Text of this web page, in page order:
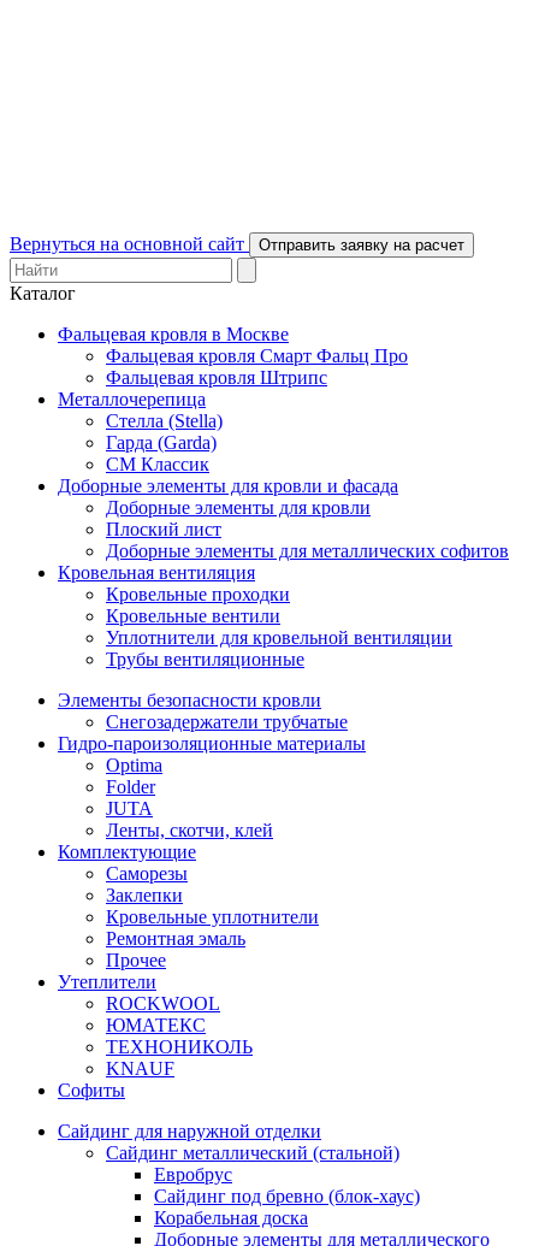
Вернуться на основной сайт Отправить заявку на расчет
Каталог
Фальцевая кровля в Москве
Фальцевая кровля Смарт Фальц Про
Фальцевая кровля Штрипс
Металлочерепица
Стелла (Stella)
Гарда (Garda)
СМ Классик
Доборные элементы для кровли и фасада
Доборные элементы для кровли
Плоский лист
Доборные элементы для металлических софитов
Кровельная вентиляция
Кровельные проходки
Кровельные вентили
Уплотнители для кровельной вентиляции
Трубы вентиляционные
Элементы безопасности кровли
Снегозадержатели трубчатые
Гидро-пароизоляционные материалы
Optima
Folder
JUTA
Ленты, скотчи, клей
Комплектующие
Саморезы
Заклепки
Кровельные уплотнители
Ремонтная эмаль
Прочее
Утеплители
ROCKWOOL
ЮМАТЕКС
ТЕХНОНИКОЛЬ
KNAUF
Софиты
Сайдинг для наружной отделки
Сайдинг металлический (стальной)
Евробрус
Сайдинг под бревно (блок-хаус)
Корабельная доска
Доборные элементы для металлического